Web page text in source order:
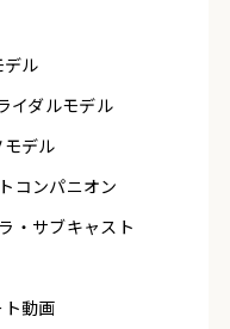
ル
イダルモデル
デル
コンパニオン
・サブキャスト
動画